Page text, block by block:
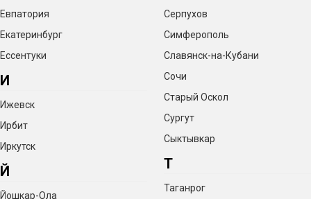
Евпатория
Екатеринбург
Ессентуки
И
Ижевск
Ирбит
Иркутск
Й
Йошкар-Ола
Серпухов
Симферополь
Славянск-на-Кубани
Сочи
Старый Оскол
Сургут
Сыктывкар
Т
Таганрог